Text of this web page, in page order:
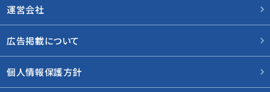
運営会社
広告掲載について
個人情報保護方針